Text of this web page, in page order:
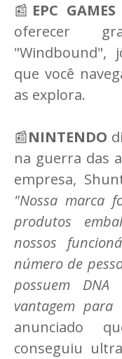
📰 EPC GAMES
oferecer
"Windbound",
que você
as explora.
📰NINTENDO
na guerra das
empresa,
"Nossa marca
produtos
nossos
número de
possuem
vantagem para
anunciado
conseguiu